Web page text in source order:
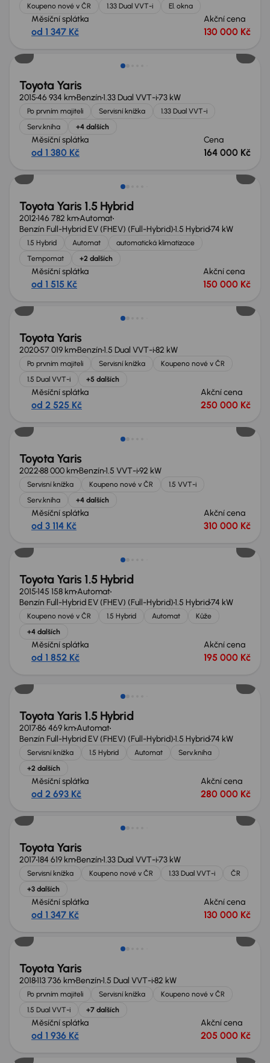
Koupeno nové v ČR 1.33 Dual VVT-i El. okna
Měsíční splátka
od 1 347 Kč
Akční cena
130 000 Kč
Toyota Yaris
201546 934 kmBenzín1.33 Dual VVT-i73 kW
Po prvním majiteli Servisní knížka
1.33 Dual VVT-i
Serv.kniha
+4 dalších
Měsíční splátka
od 1 380 Kč
Cena
164 000 Kč
Toyota Yaris 1.5 Hybrid
2012146 782 kmAutomat
Benzín Full-Hybrid EV (FHEV) (Full-Hybrid)1.5 Hybrid74 kW
1.5 Hybrid Automat
automatická klimatizace
Tempomat
+2 dalších
Měsíční splátka
od 1 515 Kč
Akční cena
150 000 Kč
Zlevněno o 10 000 Kč
Toyota Yaris
202057 019 kmBenzín1.5 Dual VVT-i82 kW
Po prvním majiteli Servisní knížka
Koupeno nové v ČR
1.5 Dual VVT-i
+5 dalších
Měsíční splátka
od 2 525 Kč
Akční cena
250 000 Kč
Zlevněno o 10 000 Kč
Toyota Yaris
202288 000 kmBenzín1.5 VVT-i92 kW
Servisní knížka Koupeno nové v ČR
1.5 VVT-i
Serv.kniha
+4 dalších
Měsíční splátka
od 3 114 Kč
Akční cena
310 000 Kč
Toyota Yaris 1.5 Hybrid
2015145 158 kmAutomat
Benzín Full-Hybrid EV (FHEV) (Full-Hybrid)1.5 Hybrid74 kW
Koupeno nové v ČR 1.5 Hybrid Automat
Kůže
+4 dalších
Měsíční splátka
od 1 852 Kč
Akční cena
195 000 Kč
Toyota Yaris 1.5 Hybrid
201786 469 kmAutomat
Benzín Full-Hybrid EV (FHEV) (Full-Hybrid)1.5 Hybrid74 kW
Servisní knížka 1.5 Hybrid Automat
Serv.kniha
+2 dalších
Měsíční splátka
od 2 693 Kč
Akční cena
280 000 Kč
Toyota Yaris
2017184 619 kmBenzín1.33 Dual VVT-i73 kW
Servisní knížka Koupeno nové v ČR 1.33 Dual VVT-i
ČR
+3 dalších
Měsíční splátka
od 1 347 Kč
Akční cena
130 000 Kč
Toyota Yaris
2018113 736 kmBenzín1.5 Dual VVT-i82 kW
Po prvním majiteli Servisní knížka
Koupeno nové v ČR
1.5 Dual VVT-i
+7 dalších
Měsíční splátka
od 1 936 Kč
Akční cena
205 000 Kč